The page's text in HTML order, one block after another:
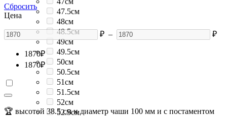
47.5см
48см
48.5см
49см
49.5см
50см
50.5см
51см
51.5см
52см
52.5см
Сбросить
Цена
₽ – ₽
1870₽
1870₽
🏆 высотой 38.5 см и диаметр чаши 100 мм и с постаментом